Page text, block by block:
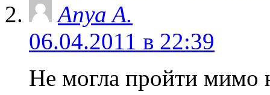
Anya A.
06.04.2011 в 22:39
Не могла пройти мимо